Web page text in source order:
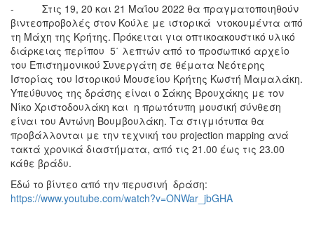
- Στις 19, 20 και 21 Μαΐου 2022 θα πραγματοποιηθούν
βιντεοπροβολές στον Κούλε με ιστορικά ντοκουμέντα από
τη Μάχη της Κρήτης. Πρόκειται για οπτικοακουστικό υλικό
διάρκειας περίπου 5΄ λεπτών από το προσωπικό αρχείο
του Επιστημονικού Συνεργάτη σε θέματα Νεότερης
Ιστορίας του Ιστορικού Μουσείου Κρήτης Κωστή Μαμαλάκη.
Υπεύθυνος της δράσης είναι ο Σάκης Βρουχάκης με τον
Νίκο Χριστοδουλάκη και η πρωτότυπη μουσική σύνθεση
είναι του Αντώνη Βουμβουλάκη. Τα στιγμιότυπα θα
προβάλλονται με την τεχνική του projection mapping ανά
τακτά χρονικά διαστήματα, από τις 21.00 έως τις 23.00
κάθε βράδυ.
Εδώ το βίντεο από την περυσινή δράση:
https://www.youtube.com/watch?v=ONWar_jbGHA